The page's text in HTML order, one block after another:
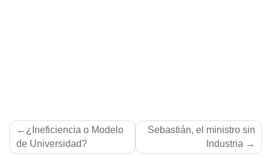
Navegación
de
¿Ineficiencia o Modelo
de Universidad?
Sebastián, el ministro sin
Industria